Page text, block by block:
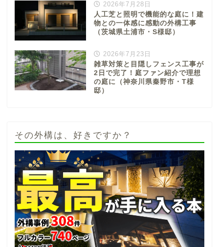
2026年7月28日
人工芝と照明で機能的な庭に！建
物との一体感に感動の外構工事
（茨城県土浦市・S様邸）
2026年7月23日
雑草対策と目隠しフェンス工事が
2日で完了！庭ファン紹介で理想
の庭に（神奈川県秦野市・T様
邸）
その外構は、好きですか？